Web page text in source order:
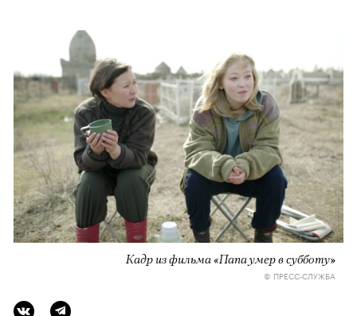
Кадр из фильма «Папа умер в субботу»
© ПРЕСС-СЛУЖБА